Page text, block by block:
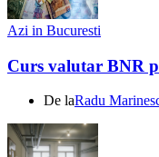
Azi in Bucuresti
Curs valutar BNR
De laRadu